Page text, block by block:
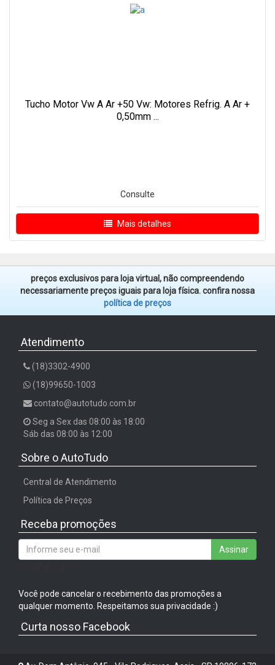
Tucho Motor Vw A Ar +50 Vw: Motores Refrig. A Ar +
0,50mm ...
Consulte
Mais detalhes
preços exclusivos para loja virtual, não compreendendo
necessariamente preços iguais para loja física. confira nossa
política de preços
Atendimento
(18)3302-4900
(18)99650-1003
contato@autotudo.com.br
Seg a Sex das 08:00 às 18:00
Sáb das 08:00 às 12:00
Sobre o AutoTudo
Central de Atendimento
Política de Preços
Receba promoções
Assinar
Você pode cancelar o recebimento das promoções a
qualquer momento. Respeitamos sua privacidade :)
Curta nosso Facebook